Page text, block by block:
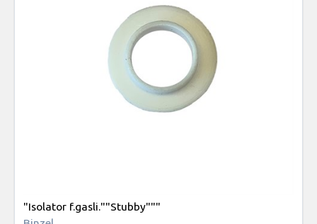
"Isolator f.gasli.""Stubby"""